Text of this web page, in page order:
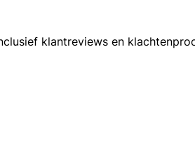
klantreviews en